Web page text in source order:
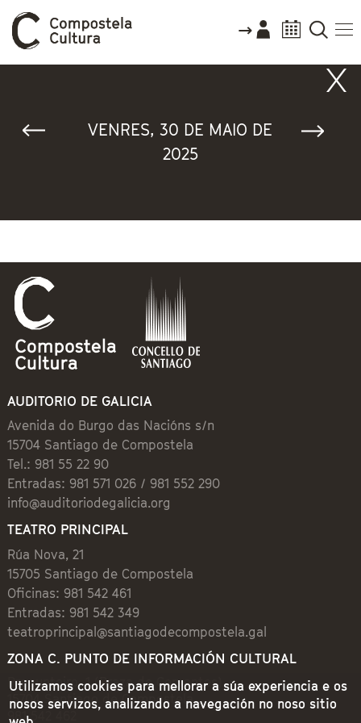
VENRES, 30 DE MAIO DE
2025
AUDITORIO DE GALICIA
Avenida do Burgo das Nacións s/n
15704 Santiago de Compostela
Tel.: 981 55 22 90
Entradas: 981 571 026 / 981 552 290
info@auditoriodegalicia.org
TEATRO PRINCIPAL
Rúa Nova, 21
15705 Santiago de Compostela
Oficinas: 981 542 461
Entradas: 981 542 349
teatroprincipal@santiagodecompostela.gal
ZONA C. PUNTO DE INFORMACIÓN CULTURAL
Preguntoiro, 1 (Praza de Cervantes)
15704 Santiago de Compostela
981 542 462
Utilizamos cookies para mellorar a súa experiencia e os
nosos servizos, analizando a navegación no noso sitio